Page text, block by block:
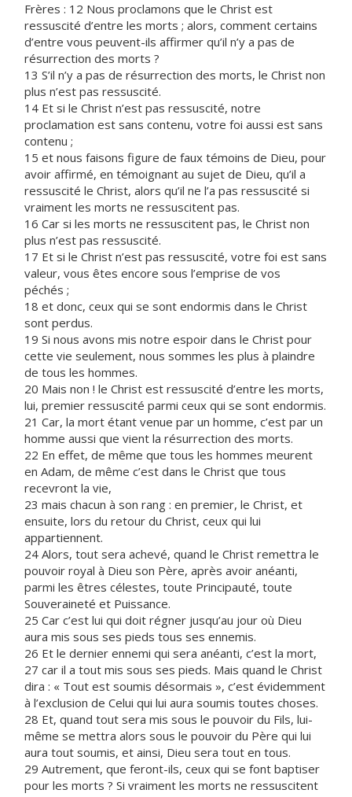
Frères : 12 Nous proclamons que le Christ est
ressuscité d’entre les morts ; alors, comment certains
d’entre vous peuvent-ils affirmer qu’il n’y a pas de
résurrection des morts ?
13 S’il n’y a pas de résurrection des morts, le Christ non
plus n’est pas ressuscité.
14 Et si le Christ n’est pas ressuscité, notre
proclamation est sans contenu, votre foi aussi est sans
contenu ;
15 et nous faisons figure de faux témoins de Dieu, pour
avoir affirmé, en témoignant au sujet de Dieu, qu’il a
ressuscité le Christ, alors qu’il ne l’a pas ressuscité si
vraiment les morts ne ressuscitent pas.
16 Car si les morts ne ressuscitent pas, le Christ non
plus n’est pas ressuscité.
17 Et si le Christ n’est pas ressuscité, votre foi est sans
valeur, vous êtes encore sous l’emprise de vos
péchés ;
18 et donc, ceux qui se sont endormis dans le Christ
sont perdus.
19 Si nous avons mis notre espoir dans le Christ pour
cette vie seulement, nous sommes les plus à plaindre
de tous les hommes.
20 Mais non ! le Christ est ressuscité d’entre les morts,
lui, premier ressuscité parmi ceux qui se sont endormis.
21 Car, la mort étant venue par un homme, c’est par un
homme aussi que vient la résurrection des morts.
22 En effet, de même que tous les hommes meurent
en Adam, de même c’est dans le Christ que tous
recevront la vie,
23 mais chacun à son rang : en premier, le Christ, et
ensuite, lors du retour du Christ, ceux qui lui
appartiennent.
24 Alors, tout sera achevé, quand le Christ remettra le
pouvoir royal à Dieu son Père, après avoir anéanti,
parmi les êtres célestes, toute Principauté, toute
Souveraineté et Puissance.
25 Car c’est lui qui doit régner jusqu’au jour où Dieu
aura mis sous ses pieds tous ses ennemis.
26 Et le dernier ennemi qui sera anéanti, c’est la mort,
27 car il a tout mis sous ses pieds. Mais quand le Christ
dira : « Tout est soumis désormais », c’est évidemment
à l’exclusion de Celui qui lui aura soumis toutes choses.
28 Et, quand tout sera mis sous le pouvoir du Fils, lui-
même se mettra alors sous le pouvoir du Père qui lui
aura tout soumis, et ainsi, Dieu sera tout en tous.
29 Autrement, que feront-ils, ceux qui se font baptiser
pour les morts ? Si vraiment les morts ne ressuscitent